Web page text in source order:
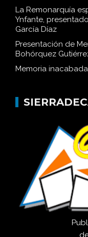
La Remonarquía
Ynfante,
García Díaz
Presentación de
Bohórquez
Memoria